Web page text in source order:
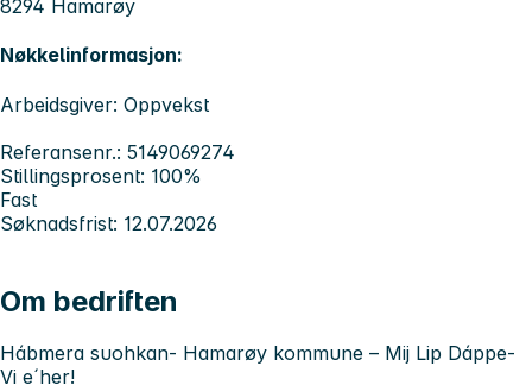
8294 Hamarøy
Nøkkelinformasjon:
Arbeidsgiver: Oppvekst
Referansenr.: 5149069274
Stillingsprosent: 100%
Fast
Søknadsfrist: 12.07.2026
Om bedriften
Hábmera suohkan- Hamarøy kommune – Mij Lip Dáppe-
Vi e´her!